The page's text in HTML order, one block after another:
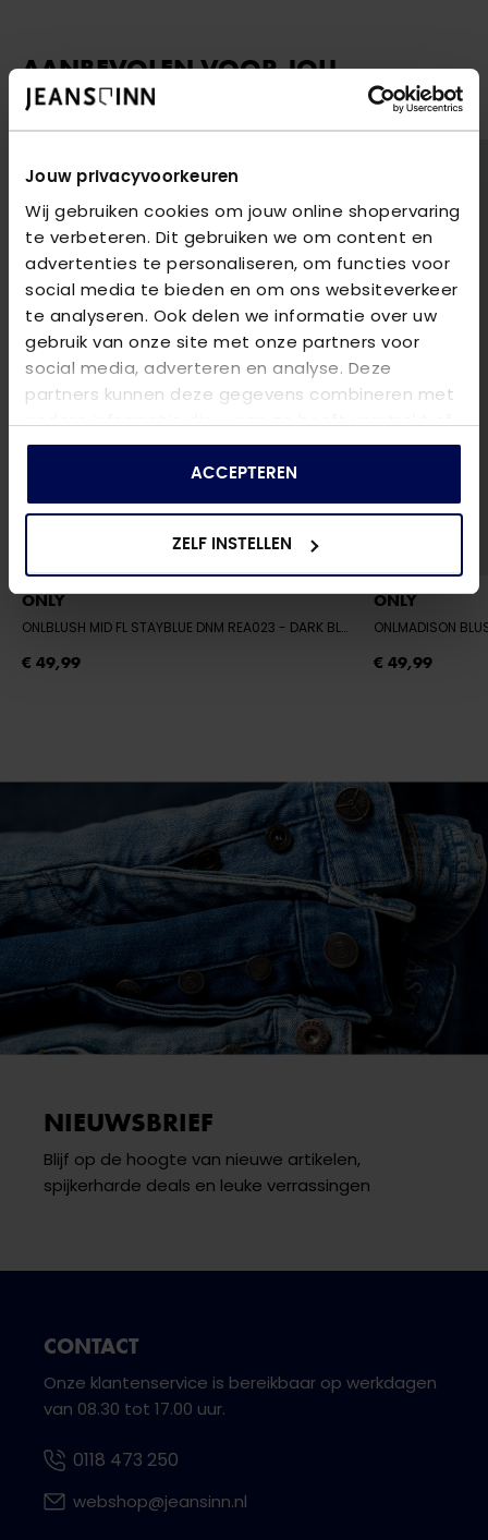
Jouw privacyvoorkeuren
Wij gebruiken cookies om jouw online shopervaring
te verbeteren. Dit gebruiken we om content en
advertenties te personaliseren, om functies voor
social media te bieden en om ons websiteverkeer
te analyseren. Ook delen we informatie over uw
gebruik van onze site met onze partners voor
social media, adverteren en analyse. Deze
partners kunnen deze gegevens combineren met
andere informatie die u aan ze heeft verstrekt of
die ze hebben verzameld op basis van uw gebruik
ACCEPTEREN
ZELF INSTELLEN
AANBEVOLEN VOOR JOU
Shop hier de meest recente jeans van Only
ONLY
ONLBLUSH MID FL STAYBLUE DNM REA023 - DARK BLUE DENIM
€ 49,99
ONLY
ONLMADISON
€ 49,99
NIEUWSBRIEF
Blijf op de hoogte van nieuwe artikelen,
spijkerharde deals en leuke verrassingen
CONTACT
Onze klantenservice is bereikbaar op werkdagen
van 08.30 tot 17.00 uur.
0118 473 250
webshop@jeansinn.nl